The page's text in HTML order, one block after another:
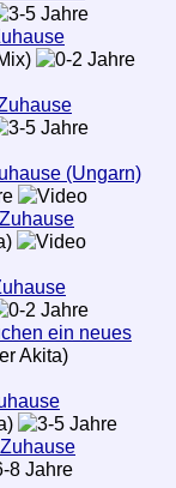
(Ungarn)
ein neues
Akita)